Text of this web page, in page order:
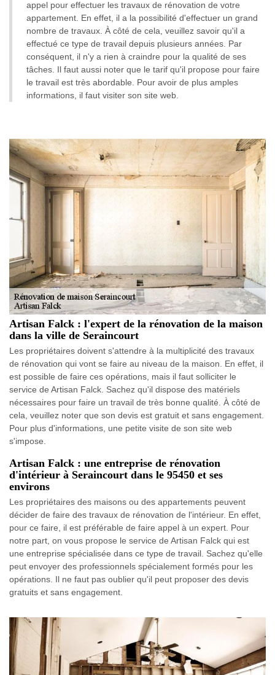
appel pour effectuer les travaux de rénovation de votre
appartement. En effet, il a la possibilité d'effectuer un grand
nombre de travaux. À côté de cela, veuillez savoir qu'il a
effectué ce type de travail depuis plusieurs années. Par
conséquent, il n'y a rien à craindre pour la qualité de ses
tâches. Il faut aussi noter que le tarif qu'il propose pour faire
le travail est très abordable. Pour avoir de plus amples
informations, il faut visiter son site web.
Artisan Falck : l'expert de la rénovation de la maison
dans la ville de Seraincourt
Les propriétaires doivent s'attendre à la multiplicité des travaux
de rénovation qui vont se faire au niveau de la maison. En effet, il
est possible de faire ces opérations, mais il faut solliciter le
service de Artisan Falck. Sachez qu'il dispose des matériels
nécessaires pour faire un travail de très bonne qualité. À côté de
cela, veuillez noter que son devis est gratuit et sans engagement.
Pour plus d'informations, une petite visite de son site web
s'impose.
Artisan Falck : une entreprise de rénovation
d'intérieur à Seraincourt dans le 95450 et ses
environs
Les propriétaires des maisons ou des appartements peuvent
décider de faire des travaux de rénovation de l'intérieur. En effet,
pour ce faire, il est préférable de faire appel à un expert. Pour
notre part, on vous propose le service de Artisan Falck qui est
une entreprise spécialisée dans ce type de travail. Sachez qu'elle
peut envoyer des professionnels spécialement formés pour les
opérations. Il ne faut pas oublier qu'il peut proposer des devis
gratuits et sans engagement.